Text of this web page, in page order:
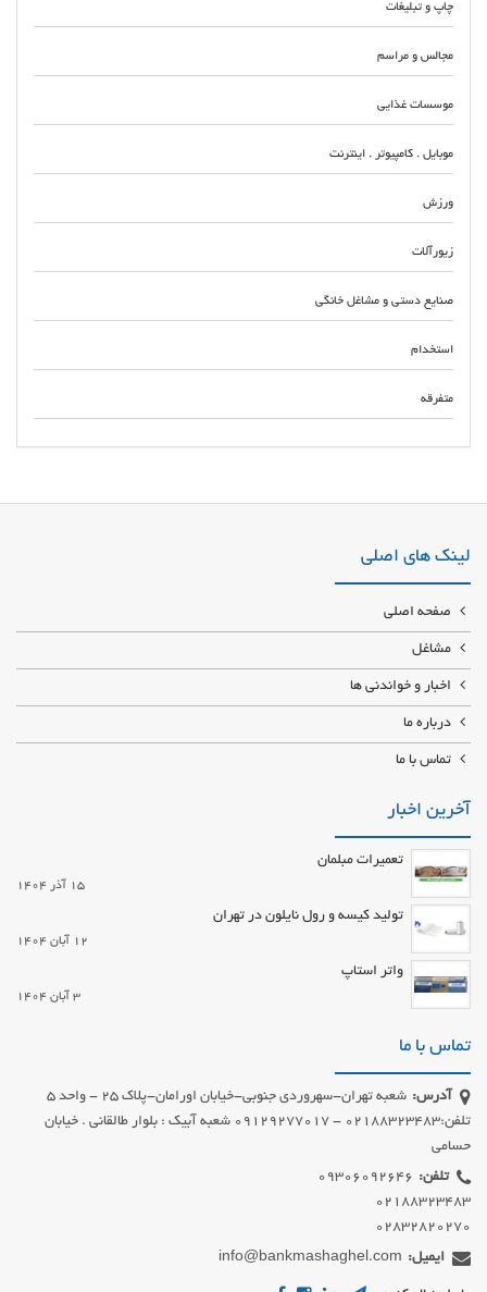
چاپ و تبلیغات
مجالس و مراسم
موسسات غذایی
موبایل . کامپیوتر . اینترنت
ورزش
زیورآلات
صنایع دستی و مشاغل خانگی
استخدام
متفرقه
راهسازی و معدنی عرضه لوازم يدكى ماشین آلات راهسازی خرید و فروش لوازم
لینک های اصلی
صفحه اصلی
مشاغل
اخبار و خواندنی ها
درباره ما
تماس با ما
آخرین اخبار
تعمیرات مبلمان
15 آذر 1404
تولید کیسه و رول نایلون در تهران
12 آبان 1404
واتر استاپ
3 آبان 1404
تماس با ما
آدرس:
شعبه تهران-سهروردی جنوبی-خیابان اورامان-پلاک 25 - واحد 5
تلفن:02188323483 - 09129277017 شعبه آبیک : بلوار طالقانی . خیابان
حسامی
تلفن:
02832820270
ایمیل: info@bankmashaghel.com